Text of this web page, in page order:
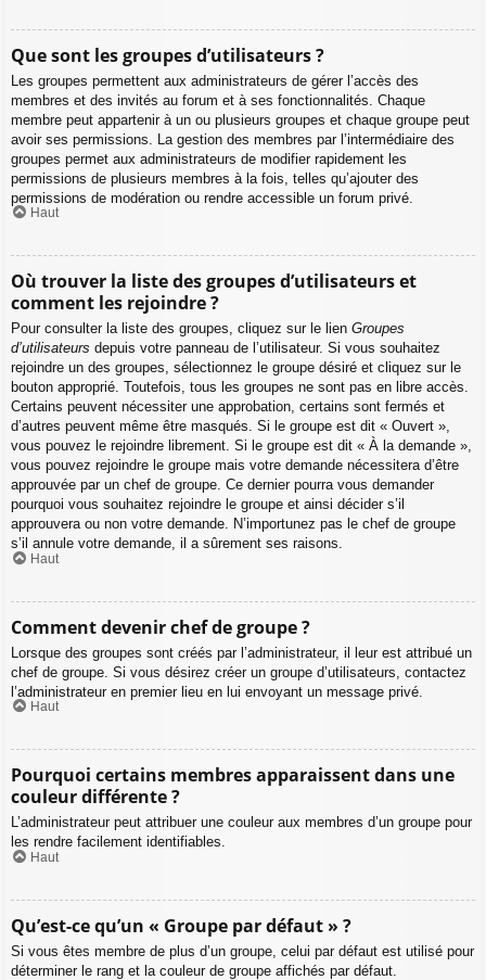
Que sont les groupes d’utilisateurs ?
Les groupes permettent aux administrateurs de gérer l’accès des
membres et des invités au forum et à ses fonctionnalités. Chaque
membre peut appartenir à un ou plusieurs groupes et chaque groupe peut
avoir ses permissions. La gestion des membres par l’intermédiaire des
groupes permet aux administrateurs de modifier rapidement les
permissions de plusieurs membres à la fois, telles qu’ajouter des
permissions de modération ou rendre accessible un forum privé.
Haut
Où trouver la liste des groupes d’utilisateurs et
comment les rejoindre ?
Pour consulter la liste des groupes, cliquez sur le lien Groupes
d’utilisateurs depuis votre panneau de l’utilisateur. Si vous souhaitez
rejoindre un des groupes, sélectionnez le groupe désiré et cliquez sur le
bouton approprié. Toutefois, tous les groupes ne sont pas en libre accès.
Certains peuvent nécessiter une approbation, certains sont fermés et
d’autres peuvent même être masqués. Si le groupe est dit « Ouvert »,
vous pouvez le rejoindre librement. Si le groupe est dit « À la demande »,
vous pouvez rejoindre le groupe mais votre demande nécessitera d’être
approuvée par un chef de groupe. Ce dernier pourra vous demander
pourquoi vous souhaitez rejoindre le groupe et ainsi décider s’il
approuvera ou non votre demande. N’importunez pas le chef de groupe
s’il annule votre demande, il a sûrement ses raisons.
Haut
Comment devenir chef de groupe ?
Lorsque des groupes sont créés par l’administrateur, il leur est attribué un
chef de groupe. Si vous désirez créer un groupe d’utilisateurs, contactez
l’administrateur en premier lieu en lui envoyant un message privé.
Haut
Pourquoi certains membres apparaissent dans une
couleur différente ?
L’administrateur peut attribuer une couleur aux membres d’un groupe pour
les rendre facilement identifiables.
Haut
Qu’est-ce qu’un « Groupe par défaut » ?
Si vous êtes membre de plus d’un groupe, celui par défaut est utilisé pour
déterminer le rang et la couleur de groupe affichés par défaut.